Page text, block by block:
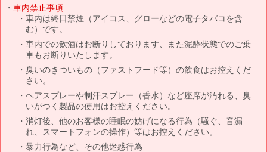
車内禁止事項
車内は終日禁煙（アイコス、グローなどの電子タバコを含
む）です。
車内での飲酒はお断りしております、また泥酔状態でのご乗
車もお断りいたします。
臭いのきついもの（ファストフード等）の飲食はお控えくだ
さい。
ヘアスプレーや制汗スプレー（香水）など座席が汚れる、臭
いがつく製品の使用はお控えください。
消灯後、他のお客様の睡眠の妨げになる行為（騒ぐ、音漏
れ、スマートフォンの操作）等はお控えください。
暴力行為など、その他迷惑行為